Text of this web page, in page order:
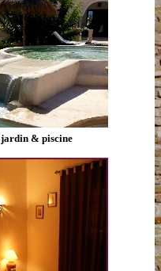
jardin & piscine